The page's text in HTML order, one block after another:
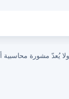
يُعدّ مشورة محاسبية